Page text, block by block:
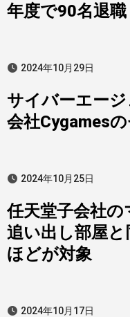
年度で90名退職
2024年10月29日
サイバーエー
会社Cygames
2024年10月25日
任天堂子会社の
追い出し部屋
ほどが対象
2024年10月17日